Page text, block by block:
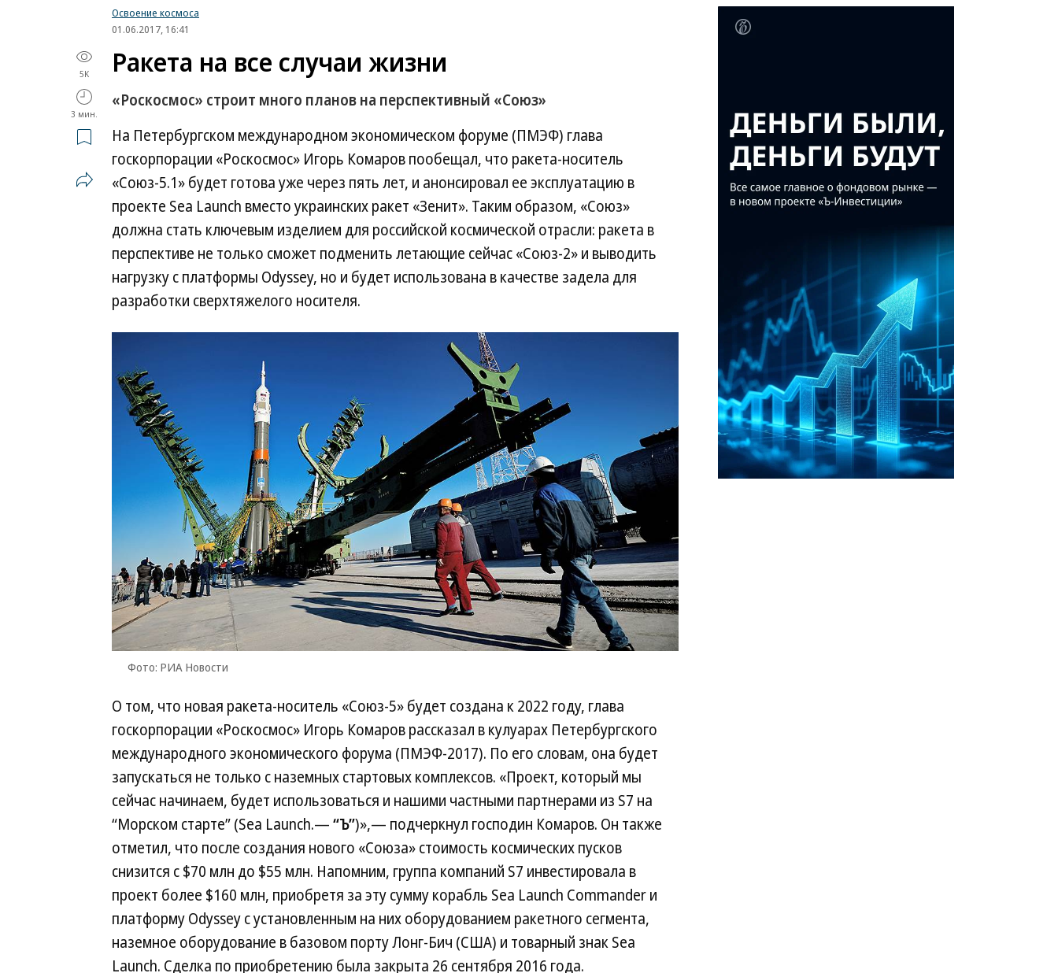
Освоение космоса
01.06.2017, 16:41
5K
3 мин.
Ракета на все случаи жизни
«Роскосмос» строит много планов на перспективный «Союз»
На Петербургском международном экономическом форуме (ПМЭФ) глава
госкорпорации «Роскосмос» Игорь Комаров пообещал, что ракета-носитель
«Союз-5.1» будет готова уже через пять лет, и анонсировал ее эксплуатацию в
проекте Sea Launch вместо украинских ракет «Зенит». Таким образом, «Союз»
должна стать ключевым изделием для российской космической отрасли: ракета в
перспективе не только сможет подменить летающие сейчас «Союз-2» и выводить
нагрузку с платформы Odyssey, но и будет использована в качестве задела для
разработки сверхтяжелого носителя.
Фото: РИА Новости
О том, что новая ракета-носитель «Союз-5» будет создана к 2022 году, глава
госкорпорации «Роскосмос» Игорь Комаров рассказал в кулуарах Петербургского
международного экономического форума (ПМЭФ-2017). По его словам, она будет
запускаться не только с наземных стартовых комплексов. «Проект, который мы
сейчас начинаем, будет использоваться и нашими частными партнерами из S7 на
“Морском старте” (Sea Launch.—“Ъ”)»,— подчеркнул господин Комаров. Он также
отметил, что после создания нового «Союза» стоимость космических пусков
снизится с $70 млн до $55 млн. Напомним, группа компаний S7 инвестировала в
проект более $160 млн, приобретя за эту сумму корабль Sea Launch Commander и
платформу Odyssey с установленным на них оборудованием ракетного сегмента,
наземное оборудование в базовом порту Лонг-Бич (США) и товарный знак Sea
Launch. Сделка по приобретению была закрыта 26 сентября 2016 года.